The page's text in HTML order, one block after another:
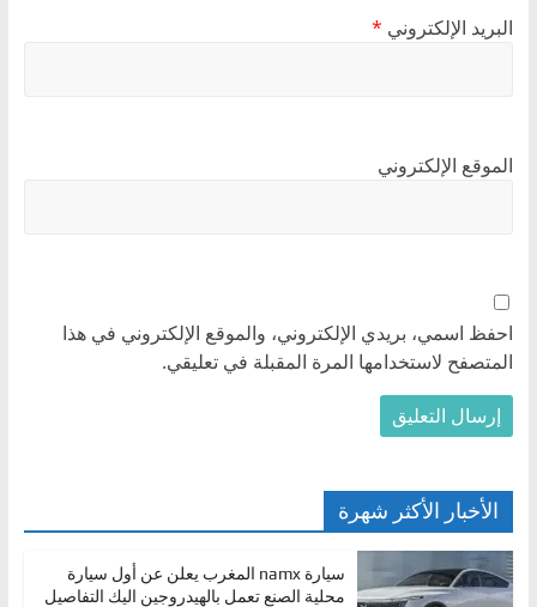
البريد الإلكتروني *
الموقع الإلكتروني
احفظ اسمي، بريدي الإلكتروني، والموقع الإلكتروني في هذا
المتصفح لاستخدامها المرة المقبلة في تعليقي.
الأخبار الأكثر شهرة
سيارة namx المغرب يعلن عن أول سيارة
محلية الصنع تعمل بالهيدروجين اليك التفاصيل